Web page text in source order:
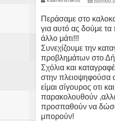
Περάσαμε στο
για αυτό ας δούμε
άλλο μάτι!!!
Συνεχίζουμε την
προβλημάτων στο
Σχόλια και
στην πλειοψηφούσα
είμαι σίγουρος οτι
παρακολουθούν
προσπαθούν να
μπορούν!